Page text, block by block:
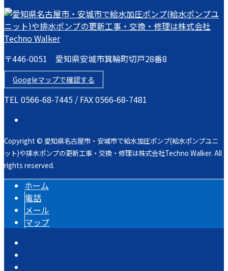
〒446-0051 愛知県安城市箕輪町切戸28番8
Googleマップで確認する
TEL 0566-68-7445 / FAX 0566-68-7481
Copyright © 愛知県名古屋市・安城市で給水加圧ポンプ(給水ポンプユニ
ット)や排水ポンプの更新工事・交換・修理は株式会社Techno Walker. All
rights reserved.
ホーム
電話
メール
マップ